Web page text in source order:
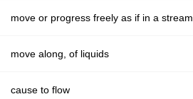
move or progress freely as if in a stream
move along, of liquids
cause to flow